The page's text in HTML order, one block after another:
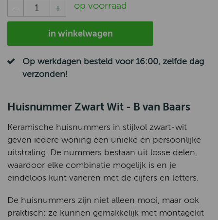
op voorraad
in winkelwagen
Op werkdagen besteld voor 16:00, zelfde dag
verzonden!
Huisnummer Zwart Wit - B van Baars
Keramische huisnummers in stijlvol zwart-wit
geven iedere woning een unieke en persoonlijke
uitstraling. De nummers bestaan uit losse delen,
waardoor elke combinatie mogelijk is en je
eindeloos kunt variëren met de cijfers en letters.
De huisnummers zijn niet alleen mooi, maar ook
praktisch: ze kunnen gemakkelijk met montagekit